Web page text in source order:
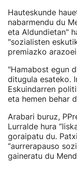
Hauteskunde
nabarmendu du
eta Aldundietan"
"sozialisten
premiazko
"Hamabost egun
ditugula esateko.
Eskuindarren
eta hemen behar
Arabari buruz,
Lurralde hura
goraipatu du.
“aurrerapauso
gaineratu du